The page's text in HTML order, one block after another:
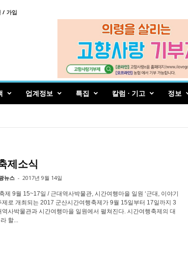
/ 가입
업계정보 특집 칼럼 · 기고 정보
제소식
뉴스 - 2017년 9월 14일
제 9월 15~17일 / 근대역사박물관, 시간여행마을 일원 ‘근대, 이야기
제로 개최되는 2017 군산시간여행축제가 9월 15일부터 17일까지 3
역사박물관과 시간여행마을 일원에서 펼쳐진다. 시간여행축제의 대
할...